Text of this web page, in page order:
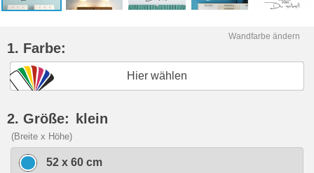
Wandfarbe ändern
1. Farbe:
Hier wählen
2. Größe: klein
(Breite x Höhe)
52 x 60 cm